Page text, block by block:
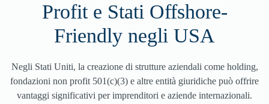
Profit e Stati Offshore-
Friendly negli USA
Negli Stati Uniti, la creazione di strutture aziendali come holding,
fondazioni non profit 501(c)(3) e altre entità giuridiche può offrire
vantaggi significativi per imprenditori e aziende internazionali.